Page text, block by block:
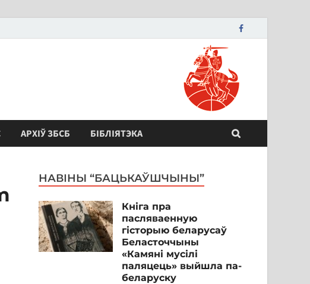
АРХІЎ ЗБСБ БІБЛІЯТЭКА
НАВІНЫ “БАЦЬКАЎШЧЫНЫ”
Кніга пра
пасляваенную
гісторыю беларусаў
Беласточчыны
«Камяні мусілі
паляцець» выйшла па-
беларуску